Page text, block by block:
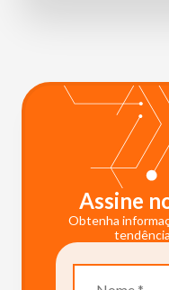
Assine
Obtenha